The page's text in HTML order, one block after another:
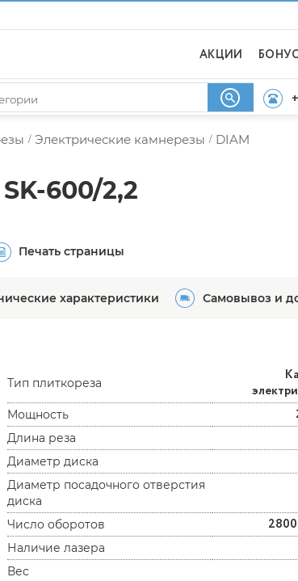
АКЦИИ
/ Электрические камнерезы / DIAM
600/2,2
Печать страницы
характеристики Самовывоз и
Тип плиткореза
Мощность
Длина реза
Диаметр диска
Диаметр посадочного отверстия
диска
Число оборотов
Наличие лазера
Вес